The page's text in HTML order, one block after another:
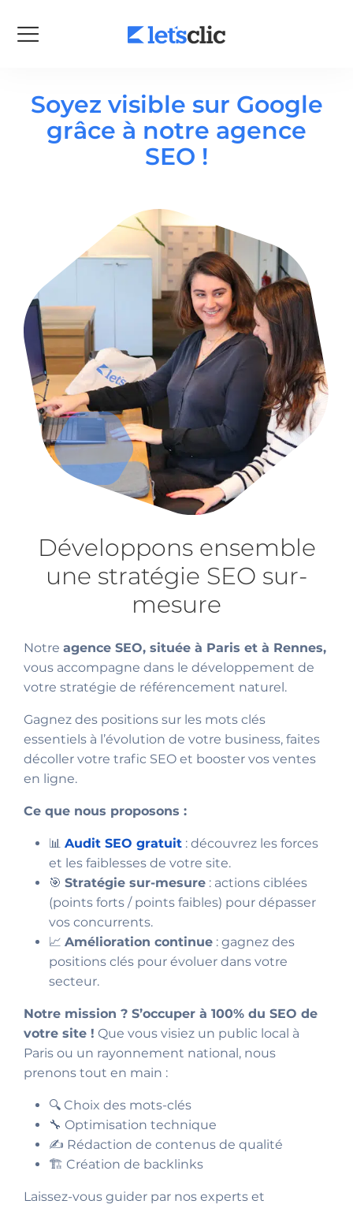
Soyez visible sur Google
grâce à notre agence
SEO !
Développons ensemble
une stratégie SEO sur-
mesure
Notre agence SEO, située à Paris et à Rennes,
vous accompagne dans le développement de
votre stratégie de référencement naturel.
Gagnez des positions sur les mots clés
essentiels à l’évolution de votre business, faites
décoller votre trafic SEO et booster vos ventes
en ligne.
Ce que nous proposons :
📊 Audit SEO gratuit : découvrez les forces
et les faiblesses de votre site.
🎯 Stratégie sur-mesure : actions ciblées
(points forts / points faibles) pour dépasser
vos concurrents.
📈 Amélioration continue : gagnez des
positions clés pour évoluer dans votre
secteur.
Notre mission ? S’occuper à 100% du SEO de
votre site ! Que vous visiez un public local à
Paris ou un rayonnement national, nous
prenons tout en main :
🔍 Choix des mots-clés
🔧 Optimisation technique
✍️ Rédaction de contenus de qualité
🏗️ Création de backlinks
Laissez-vous guider par nos experts et